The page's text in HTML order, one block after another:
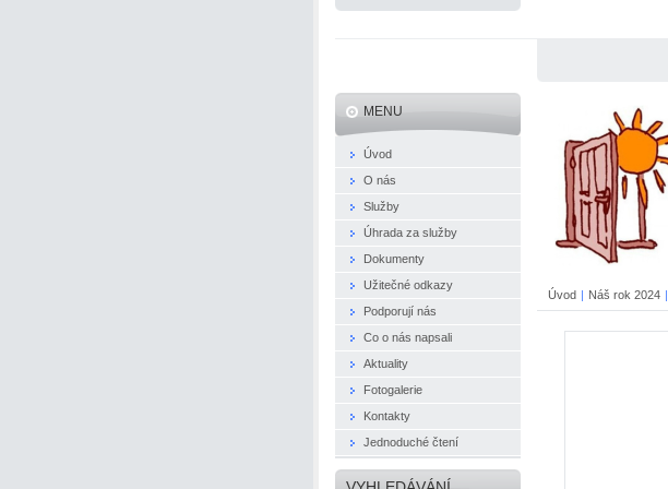
Úvod | Náš rok 2024 |
MENU
Úvod
O nás
Služby
Úhrada za služby
Dokumenty
Užitečné odkazy
Podporují nás
Co o nás napsali
Aktuality
Fotogalerie
Kontakty
Jednoduché čtení